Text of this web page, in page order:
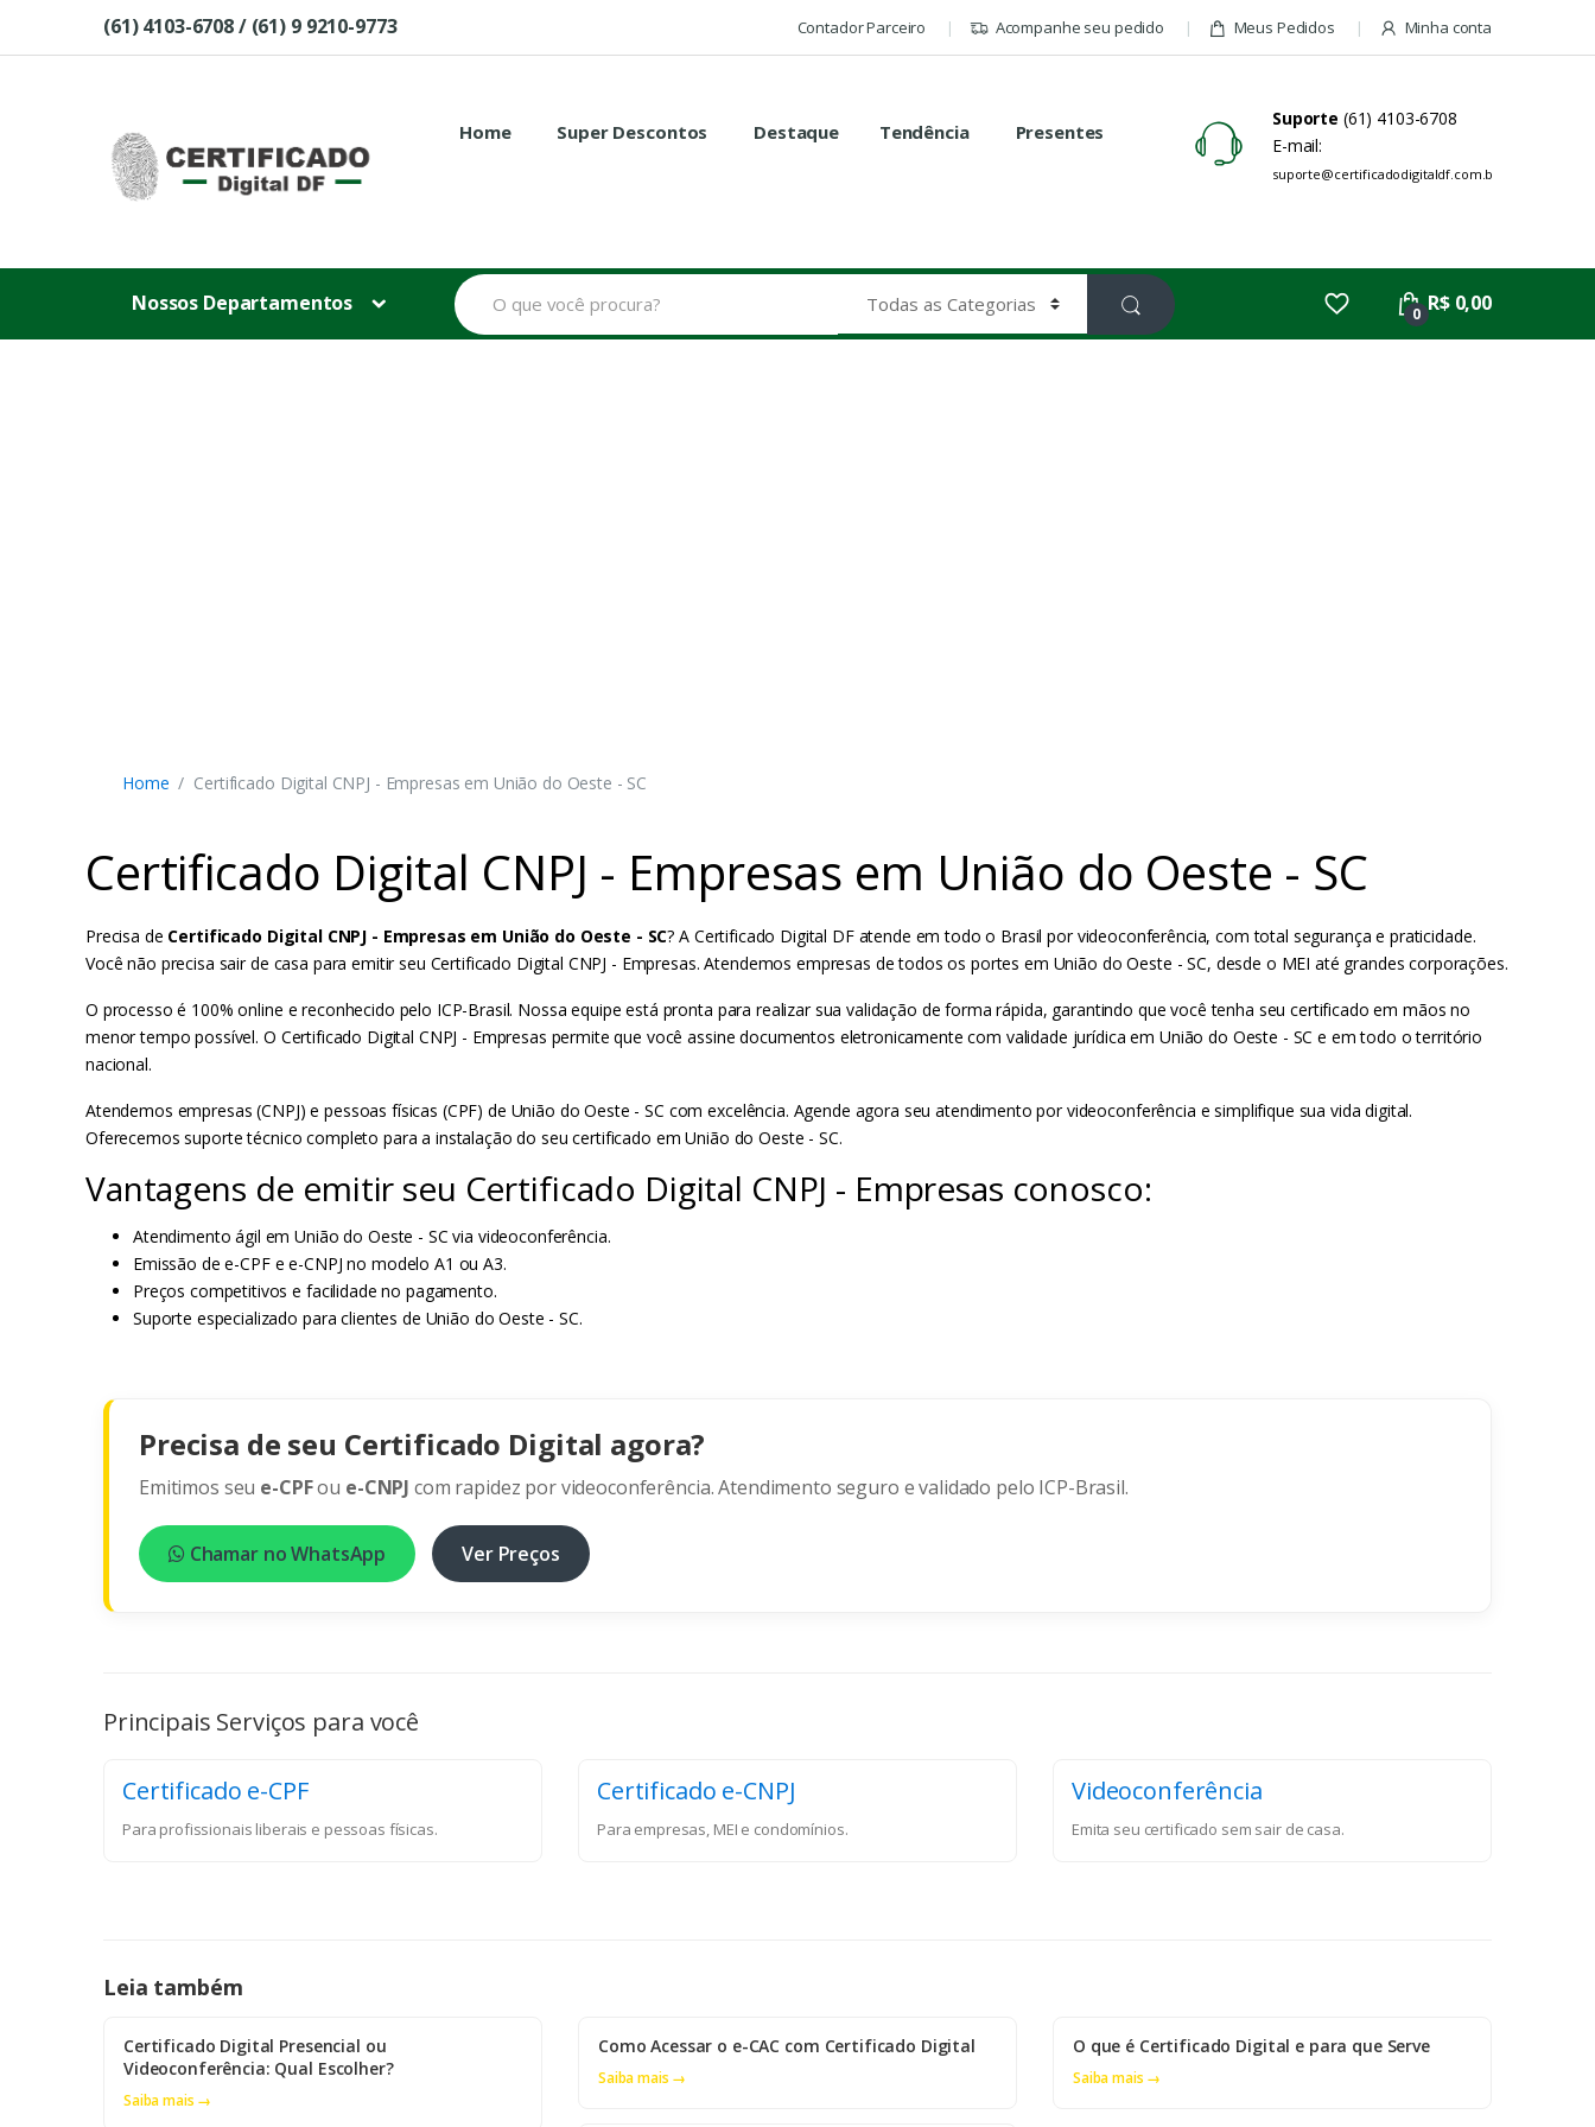
Skip to navigation
Skip to content(61) 4103-6708 / (61) 9 9210-9773 Contador Parceiro Acompanhe seu pedido Meus Pedidos Minha conta
Home Super Descontos Destaque Tendência Presentes
Suporte (61) 4103-6708
E-mail:
suporte@certificadodigitaldf.com.br
Nossos Departamentos
B
u
s
0 R$ 0,00
Home Certificado Digital CNPJ - Empresas em União do Oeste - SC
Certificado Digital CNPJ - Empresas em União do Oeste - SC
Precisa de Certificado Digital CNPJ - Empresas em União do Oeste - SC? A Certificado Digital DF atende em todo o Brasil por videoconferência, com total segurança e praticidade.
Você não precisa sair de casa para emitir seu Certificado Digital CNPJ - Empresas. Atendemos empresas de todos os portes em União do Oeste - SC, desde o MEI até grandes corporações.
O processo é 100% online e reconhecido pelo ICP-Brasil. Nossa equipe está pronta para realizar sua validação de forma rápida, garantindo que você tenha seu certificado em mãos no
menor tempo possível. O Certificado Digital CNPJ - Empresas permite que você assine documentos eletronicamente com validade jurídica em União do Oeste - SC e em todo o território
nacional.
Atendemos empresas (CNPJ) e pessoas físicas (CPF) de União do Oeste - SC com excelência. Agende agora seu atendimento por videoconferência e simplifique sua vida digital.
Oferecemos suporte técnico completo para a instalação do seu certificado em União do Oeste - SC.
Vantagens de emitir seu Certificado Digital CNPJ - Empresas conosco:
Atendimento ágil em União do Oeste - SC via videoconferência.
Emissão de e-CPF e e-CNPJ no modelo A1 ou A3.
Preços competitivos e facilidade no pagamento.
Suporte especializado para clientes de União do Oeste - SC.
Precisa de seu Certificado Digital agora?
Emitimos seu e-CPFou e-CNPJ com rapidez por videoconferência. Atendimento seguro e validado pelo ICP-Brasil.
Chamar no WhatsApp Ver Preços
Principais Serviços para você
Certificado e-CPF
Para profissionais liberais e pessoas físicas.
Certificado e-CNPJ
Para empresas, MEI e condomínios.
Videoconferência
Emita seu certificado sem sair de casa.
Leia também
Certificado Digital Presencial ou
Videoconferência: Qual Escolher?
Saiba mais →
Como Acessar o e-CAC com Certificado Digital
Saiba mais →
O que é Certificado Digital e para que Serve
Saiba mais →